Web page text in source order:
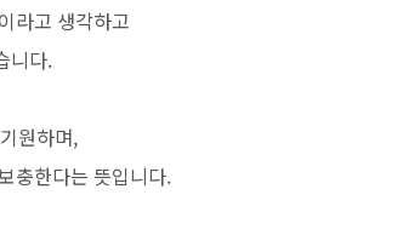
라고 생각하고
니다.
원하며,
충한다는 뜻입니다.